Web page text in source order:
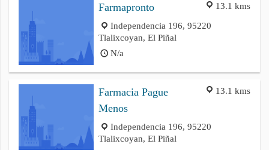
13.1 kms
Farmapronto
Independencia 196, 95220
Tlalixcoyan, El Piñal
N/a
13.1 kms
Farmacia Pague
Menos
Independencia 196, 95220
Tlalixcoyan, El Piñal